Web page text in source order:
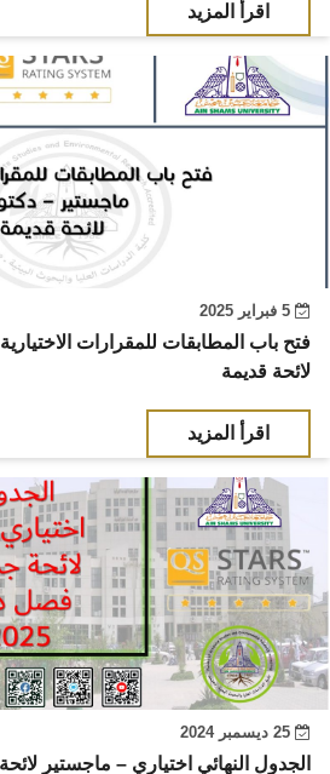
اقرأ المزيد
فتح باب المطابقات للمقرارات
لائحة قديمة
اقرأ المزيد
الجدول النهائي اختياري – ماجستير